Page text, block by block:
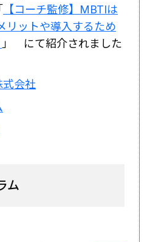
【コーチ監修】MBTIは
リットや導入するため
」 にて紹介されました
会社
ム